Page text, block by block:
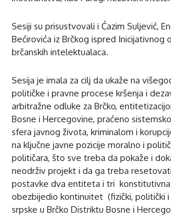
Sesiji su prisustvovali i Ćazim Suljević,
Bećirovića iz Brčkog ispred Inicijativnog
brčanskih intelektualaca.
Sesija je imala za cilj da ukaže na
političke i pravne procese kršenja i
arbitražne odluke za Brčko,
Bosne i Hercegovine, praćeno
sfera javnog života, kriminalom i
na ključne javne pozicije moralno i
političara, što sve treba da pokaže i
neodrživ projekt i da ga treba
postavke dva entiteta i tri konstitutivna
obezbijedio kontinuitet (fizički, politički i
srpske u Brčko Distriktu Bosne i